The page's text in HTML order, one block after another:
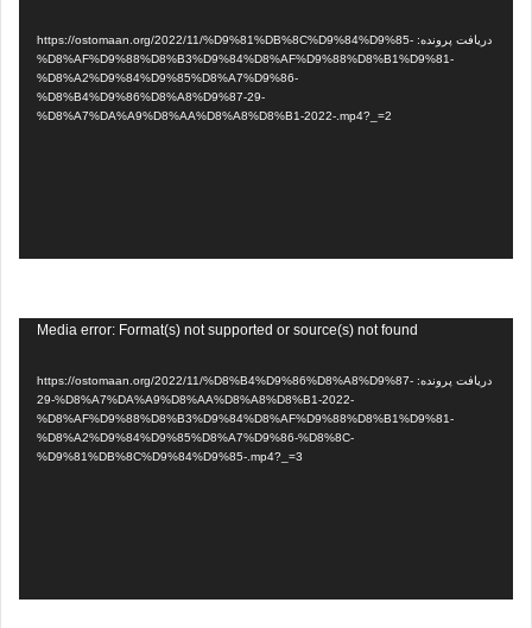
دریافت پرونده: https://ostomaan.org/2022/11/%D9%81%DB%8C%D9%84%D9%85-
%D8%AF%D9%88%D8%B3%D9%84%D8%AF%D9%88%D8%B1%D9%81-
%D8%A2%D9%84%D9%85%D8%A7%D9%86-
%D8%B4%D9%86%D8%A8%D9%87-29-
%D8%A7%DA%A9%D8%AA%D8%A8%D8%B1-2022-.mp4?_=2
Media error: Format(s) not supported or source(s) not found
دریافت پرونده: https://ostomaan.org/2022/11/%D8%B4%D9%86%D8%A8%D9%87-
29-%D8%A7%DA%A9%D8%AA%D8%A8%D8%B1-2022-
%D8%AF%D9%88%D8%B3%D9%84%D8%AF%D9%88%D8%B1%D9%81-
%D8%A2%D9%84%D9%85%D8%A7%D9%86-%D8%8C-
%D9%81%DB%8C%D9%84%D9%85-.mp4?_=3